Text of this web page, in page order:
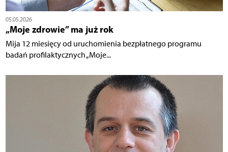
05.05.2026
„Moje zdrowie” ma już rok
Mija 12 miesięcy od uruchomienia bezpłatnego programu
badań profilaktycznych „Moje...